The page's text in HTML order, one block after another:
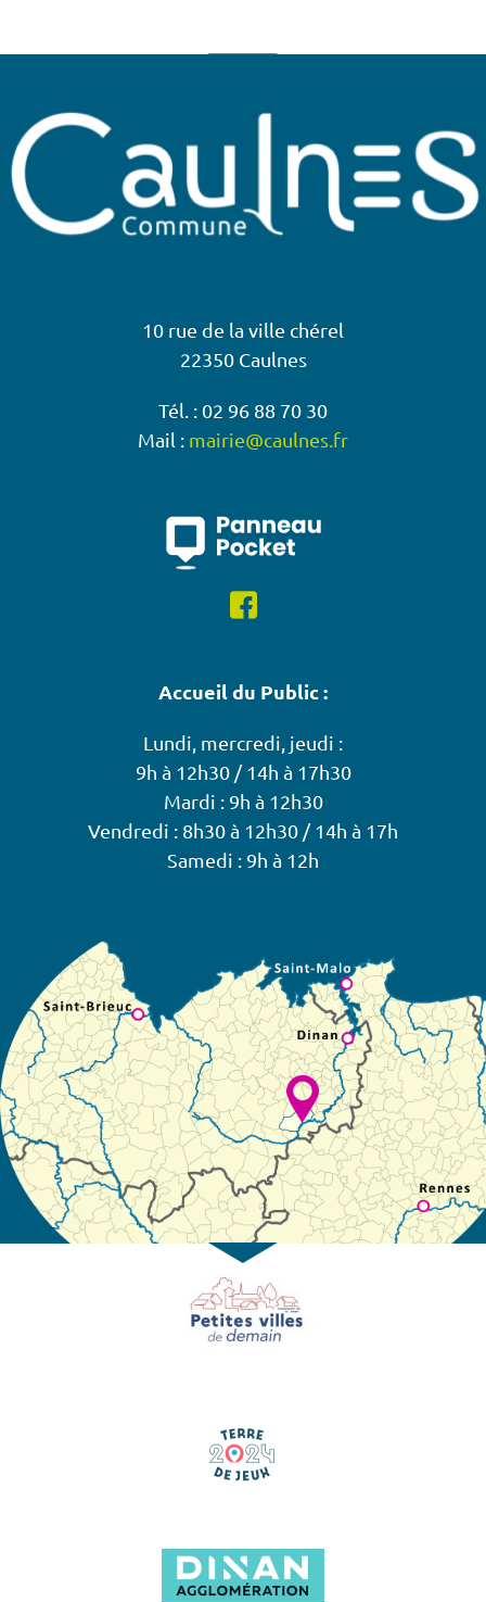
10 rue de la ville chérel
22350 Caulnes
Tél. : 02 96 88 70 30
Mail : mairie@caulnes.fr
Accueil du Public :
Lundi, mercredi, jeudi :
9h à 12h30 / 14h à 17h30
Mardi : 9h à 12h30
Vendredi : 8h30 à 12h30 / 14h à 17h
Samedi : 9h à 12h